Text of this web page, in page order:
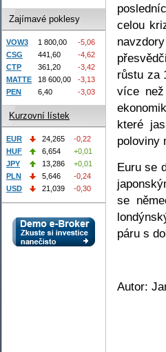
celou
růstu za
více než
které
poloviny
Euru se
se
páru s
Autor:
Zajímavé poklesy
VOW3 1 800,00
-5,06
CSG
441,60
-4,62
CTP
361,20
-3,42
MATTE
18 600,00
-3,13
PEN
6,40 -3,03
Kurzovní lístek
EUR 24,265
-0,22
HUF
6,654
+0,01
JPY
13,286
+0,01
PLN
5,646
-0,24
USD
21,039 -0,30